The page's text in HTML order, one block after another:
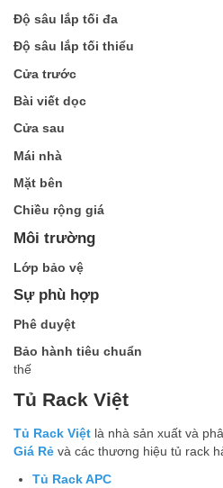
Độ sâu lắp tối đa
Độ sâu lắp tối thiểu
Cửa trước
Bài viết dọc
Cửa sau
Mái nhà
Mặt bên
Chiều rộng giá
Môi trường
Lớp bảo vệ
Sự phù hợp
Phê duyệt
Bảo hành tiêu chuẩ
thế
Tủ Rack Việt
Tủ Rack Việt là nhà sản xuất và
Giá Rẻ và các thương hiệu tủ rack
Tủ Rack APC